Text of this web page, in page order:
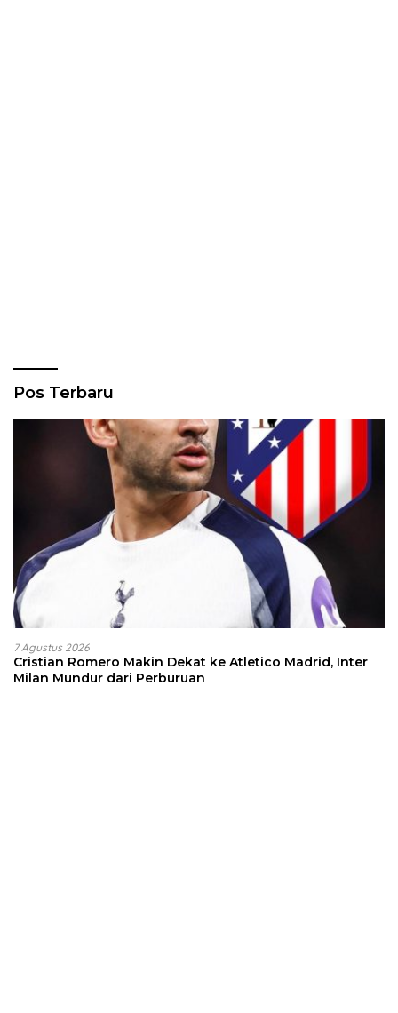
Pos Terbaru
7 Agustus 2026
Cristian Romero Makin Dekat ke Atletico Madrid, Inter
Milan Mundur dari Perburuan